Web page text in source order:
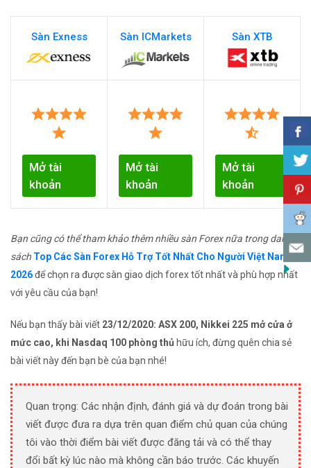
Sàn Exness Sàn ICMarkets Sàn XTB
Mở tài
khoản
Mở tài
khoản
Mở tài
khoản
Bạn cũng có thể tham khảo thêm nhiều sàn Forex nữa trong danh
sách Top Các Sàn Forex Hỗ Trợ Tốt Nhất Cho Người Việt Nam
2026để chọn ra được sàn giao dịch forex tốt nhất và phù hợp nhất
với yêu cầu của bạn!
Nếu bạn thấy bài viết 23/12/2020: ASX 200, Nikkei 225 mở cửa ở
mức cao, khi Nasdaq 100 phòng thủ hữu ích, đừng quên chia sẻ
bài viết này đến bạn bè của bạn nhé!
Quan trọng: Các nhận định, đánh giá và dự đoán trong bài
viết được đưa ra dựa trên quan điểm chủ quan của chúng
tôi vào thời điểm bài viết được đăng tải và có thể thay
đổi bất kỳ lúc nào mà không cần báo trước. Các khuyến